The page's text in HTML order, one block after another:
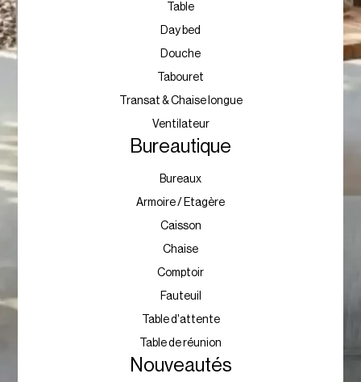
Table
Day bed
Douche
Tabouret
Transat & Chaise longue
Ventilateur
Bureautique
Bureaux
Armoire / Etagère
Caisson
Chaise
Comptoir
Fauteuil
Table d'attente
Table de réunion
Nouveautés